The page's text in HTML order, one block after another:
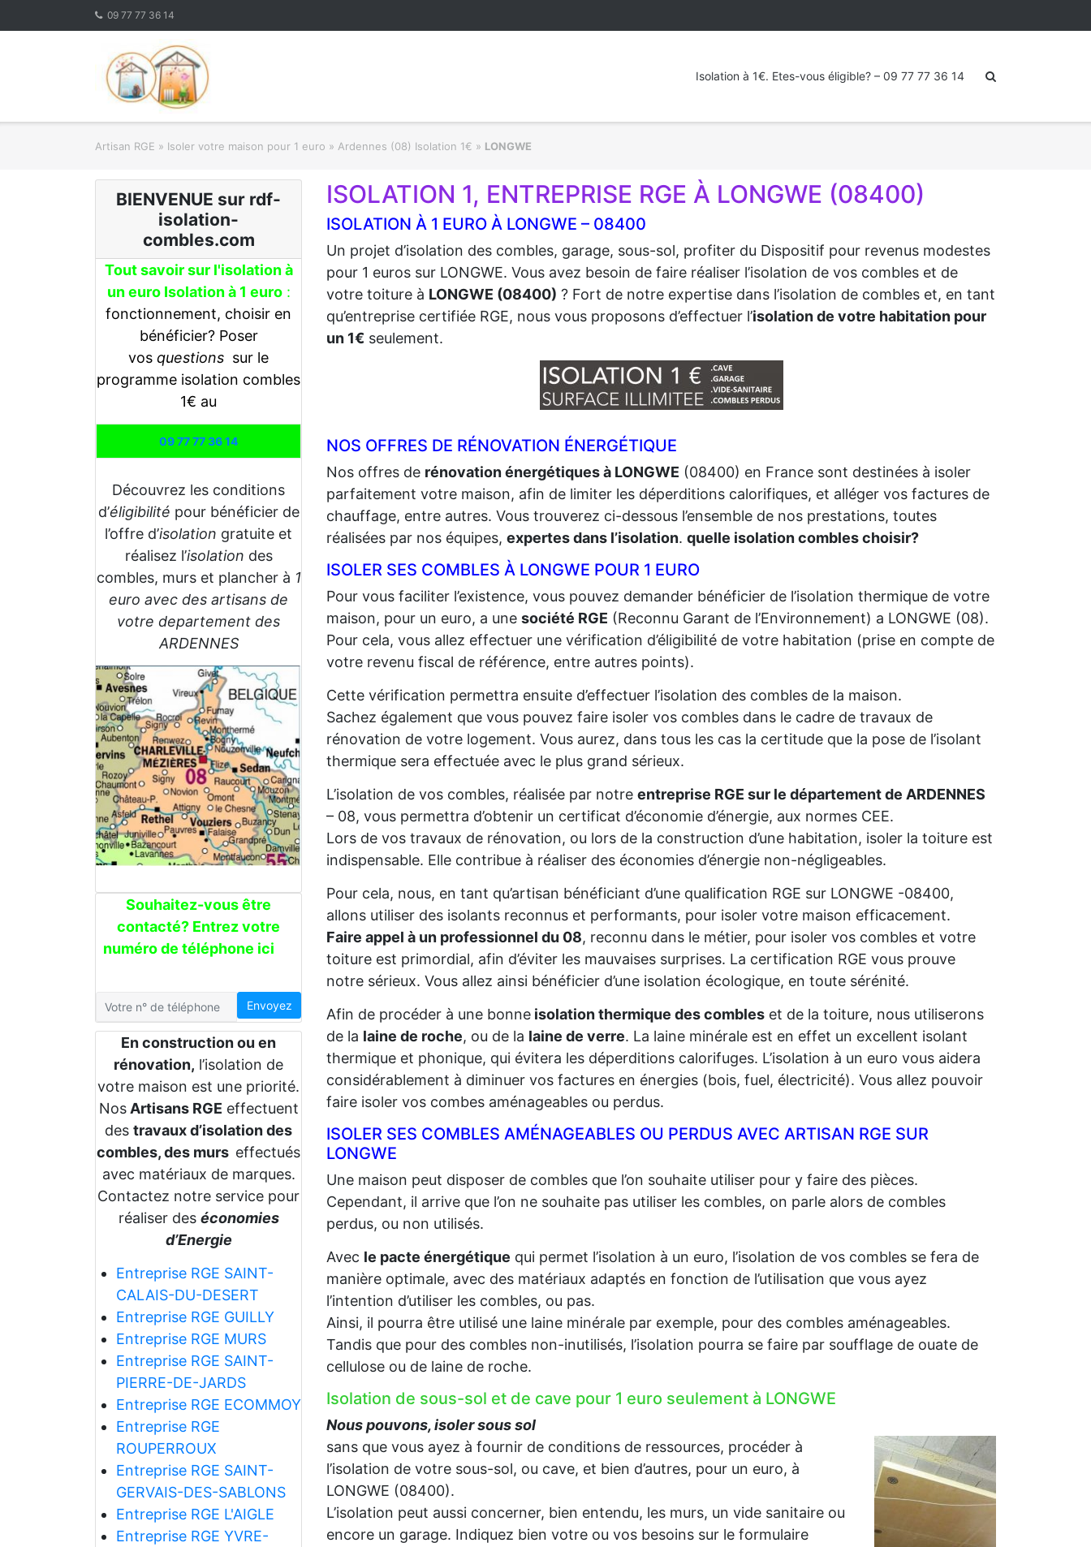
09 77 77 36 14
Isolation à 1€. Etes-vous éligible? – 09 77 77 36 14
Artisan RGE » Isoler votre maison pour 1 euro » Ardennes (08) Isolation 1€ » LONGWE
BIENVENUE sur rdf-
isolation-
combles.com
Tout savoir sur l'isolation à
un euro Isolation à 1 euro:
fonctionnement, choisir en
bénéficier? Poser
vos questions sur le
programme isolation combles
1€ au
09 77 77 36 14
Découvrez les conditions
d’éligibilité pour bénéficier de
l’offre d’isolation gratuite et
réalisez l’isolation des
combles, murs et plancher à 1
euro avec des artisans de
votre departement des
ARDENNES
Souhaitez-vous être
contacté? Entrez votre
numéro de téléphone ici
Envoyez
En construction ou en
rénovation, l’isolation de
votre maison est une priorité.
NosArtisans RGE effectuent
des travaux d’isolation des
combles, des murs effectués
avec matériaux de marques.
Contactez notre service pour
réaliser des économies
d’Energie
Entreprise RGE SAINT-
CALAIS-DU-DESERT
Entreprise RGE GUILLY
Entreprise RGE MURS
Entreprise RGE SAINT-
PIERRE-DE-JARDS
Entreprise RGE ECOMMOY
Entreprise RGE
ROUPERROUX
Entreprise RGE SAINT-
GERVAIS-DES-SABLONS
Entreprise RGE L'AIGLE
Entreprise RGE YVRE-
ISOLATION 1, ENTREPRISE RGE À LONGWE (08400)
ISOLATION À 1 EURO À LONGWE – 08400
Un projet d’isolation des combles, garage, sous-sol, profiter du Dispositif pour revenus modestes
pour 1 euros sur LONGWE. Vous avez besoin de faire réaliser l’isolation de vos combles et de
votre toiture à LONGWE (08400) ? Fort de notre expertise dans l’isolation de combles et, en tant
qu’entreprise certifiée RGE, nous vous proposons d’effectuer l’isolation de votre habitation pour
un 1€ seulement.
NOS OFFRES DE RÉNOVATION ÉNERGÉTIQUE
Nos offres de rénovation énergétiques à LONGWE (08400) en France sont destinées à isoler
parfaitement votre maison, afin de limiter les déperditions calorifiques, et alléger vos factures de
chauffage, entre autres. Vous trouverez ci-dessous l’ensemble de nos prestations, toutes
réalisées par nos équipes, expertes dans l’isolation. quelle isolation combles choisir?
ISOLER SES COMBLES À LONGWE POUR 1 EURO
Pour vous faciliter l’existence, vous pouvez demander bénéficier de l’isolation thermique de votre
maison, pour un euro, a une société RGE (Reconnu Garant de l’Environnement) a LONGWE (08).
Pour cela, vous allez effectuer une vérification d’éligibilité de votre habitation (prise en compte de
votre revenu fiscal de référence, entre autres points).
Cette vérification permettra ensuite d’effectuer l’isolation des combles de la maison.
Sachez également que vous pouvez faire isoler vos combles dans le cadre de travaux de
rénovation de votre logement. Vous aurez, dans tous les cas la certitude que la pose de l’isolant
thermique sera effectuée avec le plus grand sérieux.
L’isolation de vos combles, réalisée par notre entreprise RGE sur le département de ARDENNES
– 08, vous permettra d’obtenir un certificat d’économie d’énergie, aux normes CEE.
Lors de vos travaux de rénovation, ou lors de la construction d’une habitation, isoler la toiture est
indispensable. Elle contribue à réaliser des économies d’énergie non-négligeables.
Pour cela, nous, en tant qu’artisan bénéficiant d’une qualification RGE sur LONGWE -08400,
allons utiliser des isolants reconnus et performants, pour isoler votre maison efficacement.
Faire appel à un professionnel du 08, reconnu dans le métier, pour isoler vos combles et votre
toiture est primordial, afin d’éviter les mauvaises surprises. La certification RGE vous prouve
notre sérieux. Vous allez ainsi bénéficier d’une isolation écologique, en toute sérénité.
Afin de procéder à une bonne isolation thermique des combles et de la toiture, nous utiliserons
de la laine de roche, ou de la laine de verre. La laine minérale est en effet un excellent isolant
thermique et phonique, qui évitera les déperditions calorifuges. L’isolation à un euro vous aidera
considérablement à diminuer vos factures en énergies (bois, fuel, électricité). Vous allez pouvoir
faire isoler vos combes aménageables ou perdus.
ISOLER SES COMBLES AMÉNAGEABLES OU PERDUS AVEC ARTISAN RGE SUR
LONGWE
Une maison peut disposer de combles que l’on souhaite utiliser pour y faire des pièces.
Cependant, il arrive que l’on ne souhaite pas utiliser les combles, on parle alors de combles
perdus, ou non utilisés.
Avec le pacte énergétique qui permet l’isolation à un euro, l’isolation de vos combles se fera de
manière optimale, avec des matériaux adaptés en fonction de l’utilisation que vous ayez
l’intention d’utiliser les combles, ou pas.
Ainsi, il pourra être utilisé une laine minérale par exemple, pour des combles aménageables.
Tandis que pour des combles non-inutilisés, l’isolation pourra se faire par soufflage de ouate de
cellulose ou de laine de roche.
Isolation de sous-sol et de cave pour 1 euro seulement à LONGWE
Nous pouvons, isoler sous sol
sans que vous ayez à fournir de conditions de ressources, procéder à
l’isolation de votre sous-sol, ou cave, et bien d’autres, pour un euro, à
LONGWE (08400).
L’isolation peut aussi concerner, bien entendu, les murs, un vide sanitaire ou
encore un garage. Indiquez bien votre ou vos besoins sur le formulaire